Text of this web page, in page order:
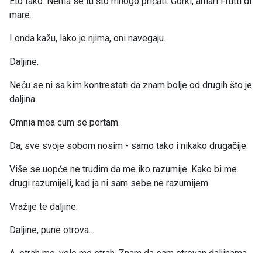
mare.
I onda kažu, lako je njima, oni navegaju.
Daljine.
Neću se ni sa kim kontrestati da znam bolje od drugih što je
daljina.
Omnia mea cum se portam.
Da, sve svoje sobom nosim - samo tako i nikako drugačije.
Više se uopće ne trudim da me iko razumije. Kako bi me
drugi razumijeli, kad ja ni sam sebe ne razumijem.
Vražije te daljine.
Daljine, pune otrova...